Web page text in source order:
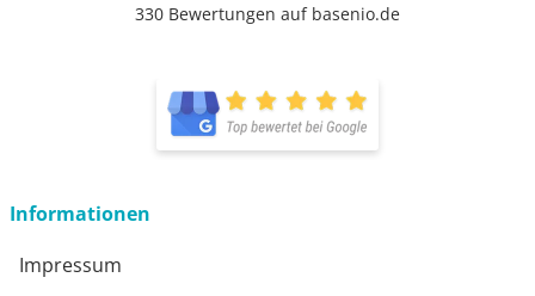
330 Bewertungen auf basenio.de
öffnet in neuem Fenster
Informationen
Impressum